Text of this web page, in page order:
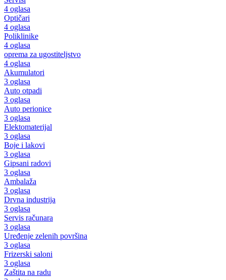
4 oglasa
Optičari
4 oglasa
Poliklinike
4 oglasa
oprema za ugostiteljstvo
4 oglasa
Akumulatori
3 oglasa
Auto otpadi
3 oglasa
Auto perionice
3 oglasa
Elektomaterijal
3 oglasa
Boje i lakovi
3 oglasa
Gipsani radovi
3 oglasa
Ambalaža
3 oglasa
Drvna industrija
3 oglasa
Servis računara
3 oglasa
Uređenje zelenih površina
3 oglasa
Frizerski saloni
3 oglasa
Zaštita na radu